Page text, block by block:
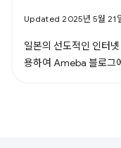
Updated 2025년 5월 21
일본의 선도적인 인터
용하여 Ameba 블로그